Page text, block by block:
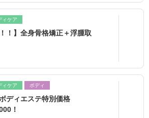
ィケア
！】全身骨格矯正＋浮腫取
ィケア ボディ
ディエステ特別価格
！